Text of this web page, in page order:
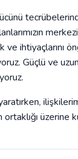
ihtiyaçlarını
Güçlü ve
üzerine